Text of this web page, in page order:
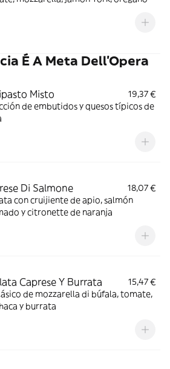
É A Meta Dell'Opera
Misto
19,37 €
de embutidos y quesos típicos de
Di Salmone
18,07 €
con cruijiente de apio, salmón
y citronette de naranja
Caprese Y Burrata
15,47 €
de mozzarella di búfala, tomate,
y burrata